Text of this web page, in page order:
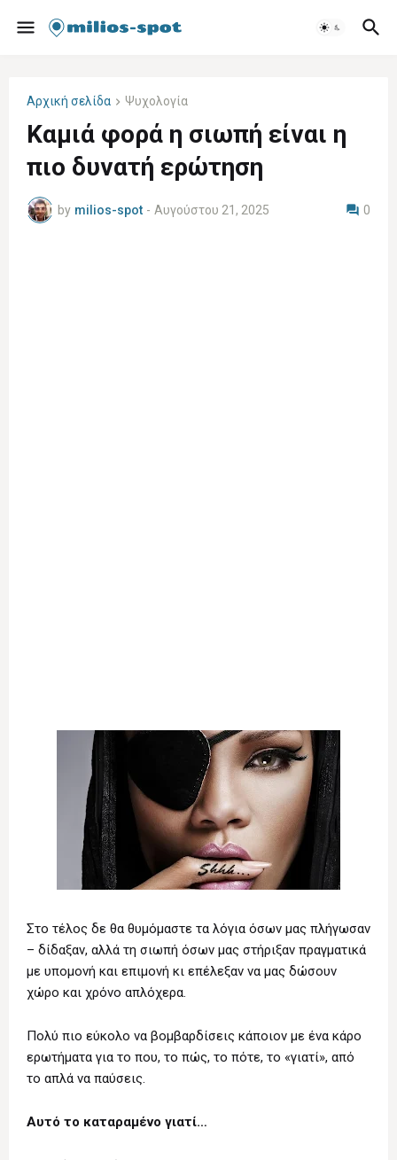
Αρχική σελίδα Ψυχολογία
Καμιά φορά η σιωπή είναι η
πιο δυνατή ερώτηση
by milios-spot - Αυγούστου 21, 2025 0
Στο τέλος δε θα θυμόμαστε τα λόγια όσων μας πλήγωσαν
– δίδαξαν, αλλά τη σιωπή όσων μας στήριξαν πραγματικά
με υπομονή και επιμονή κι επέλεξαν να μας δώσουν
χώρο και χρόνο απλόχερα.
Πολύ πιο εύκολο να βομβαρδίσεις κάποιον με ένα κάρο
ερωτήματα για το που, το πώς, το πότε, το «γιατί», από
το απλά να παύσεις.
Αυτό το καταραμένο γιατί…